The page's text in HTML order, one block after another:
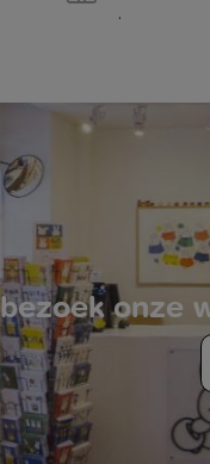
.
bezoek onze